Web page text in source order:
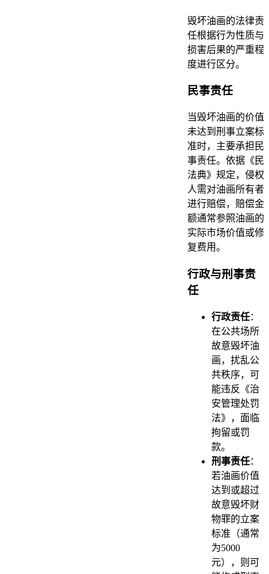
毁坏油画的法律责
任根据行为性质与
损害后果的严重程
度进行区分。
民事责任
当毁坏油画的价值
未达到刑事立案标
准时，主要承担民
事责任。依据《民
法典》规定，侵权
人需对油画所有者
进行赔偿，赔偿金
额通常参照油画的
实际市场价值或修
复费用。
行政与刑事责
任
行政责任：
在公共场所
故意毁坏油
画，扰乱公
共秩序，可
能违反《治
安管理处罚
法》，面临
拘留或罚
款。
刑事责任：
若油画价值
达到或超过
故意毁坏财
物罪的立案
标准（通常
为5000
元），则可